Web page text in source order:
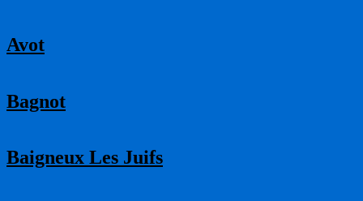
Avot
Bagnot
Baigneux Les Juifs